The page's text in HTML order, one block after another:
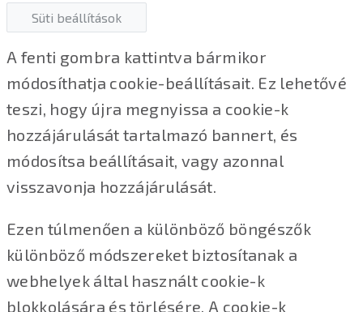
Süti beállítások
A fenti gombra kattintva bármikor
módosíthatja cookie-beállításait. Ez lehetővé
teszi, hogy újra megnyissa a cookie-k
hozzájárulását tartalmazó bannert, és
módosítsa beállításait, vagy azonnal
visszavonja hozzájárulását.
Ezen túlmenően a különböző böngészők
különböző módszereket biztosítanak a
webhelyek által használt cookie-k
blokkolására és törlésére. A cookie-k